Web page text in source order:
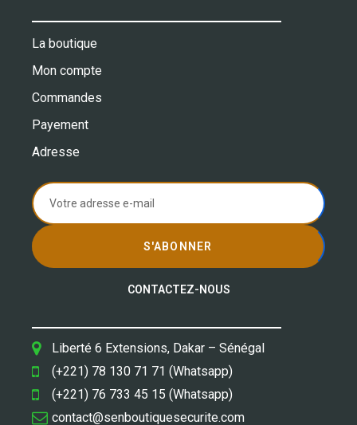
La boutique
Mon compte
Commandes
Payement
Adresse
S'ABONNER
CONTACTEZ-NOUS
Liberté 6 Extensions, Dakar – Sénégal
(+221) 78 130 71 71 (Whatsapp)
(+221) 76 733 45 15 (Whatsapp)
contact@senboutiquesecurite.com